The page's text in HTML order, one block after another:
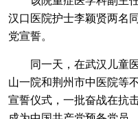
汉口医院护士李颖贤两名
党宣誓。
同一天，在武汉儿童医
山一院和荆州市中医院等
宣誓仪式，一批奋战在抗